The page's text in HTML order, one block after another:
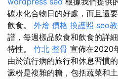
碳水化合物日的好處，而且還
飲食。 外燴 價格 換護照 seo
譜，每週樣品飲食和飲食的詳
特性。 竹北 整骨 宣佈在2020
由於流行病的旅行和休息習慣
澱粉是複雜的糖，包括蔬菜和